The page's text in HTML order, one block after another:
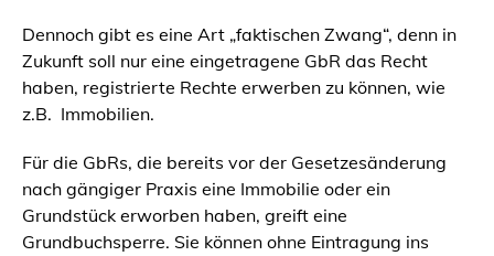
Dennoch gibt es eine Art „faktischen Zwang“, denn in
Zukunft soll nur eine eingetragene GbR das Recht
haben, registrierte Rechte erwerben zu können, wie
z.B. Immobilien.
Für die GbRs, die bereits vor der Gesetzesänderung
nach gängiger Praxis eine Immobilie oder ein
Grundstück erworben haben, greift eine
Grundbuchsperre. Sie können ohne Eintragung ins